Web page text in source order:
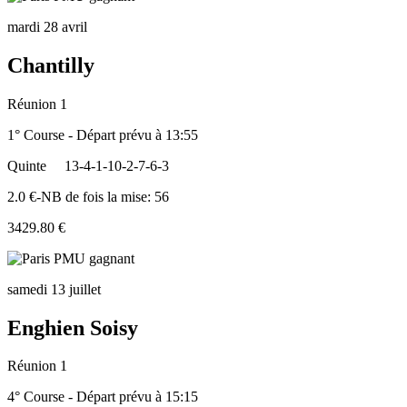
mardi 28 avril
Chantilly
Réunion 1
1° Course - Départ prévu à 13:55
Quinte
13-4-1-10-2-7-6-3
2.0 €-NB de fois la mise: 56
3429.80 €
samedi 13 juillet
Enghien Soisy
Réunion 1
4° Course - Départ prévu à 15:15